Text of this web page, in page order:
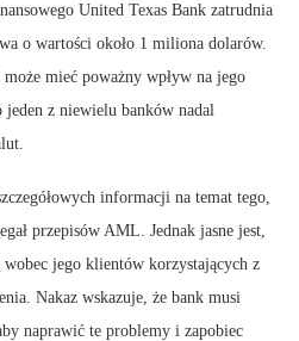
United Texas Bank zatrudnia
o wartości około 1 miliona dolarów.
może mieć poważny wpływ na jego
jeden z niewielu banków nadal
informacji na temat tego,
przepisów AML. Jednak jasne jest,
wobec jego klientów korzystających z
Nakaz wskazuje, że bank musi
naprawić te problemy i zapobiec